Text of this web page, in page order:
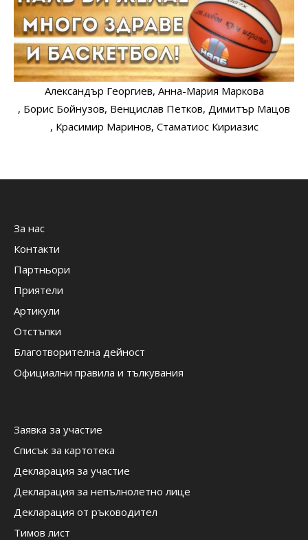
Александър Георгиев, Анна-Мария Маркова
, Борис Бойнузов, Венцислав Петков, Димитър Мацов
, Красимир Маринов, Стаматиос Кириазис
За нас
Контакти
Партньори
Приятели
Артикули
Отстъпки
Благотворителна дейност
Официални правила и тълкувания
Заявка за участие
Списък за картотека
Декларация за участие
Декларация за непълнолетно лице
Декларация от ръководител
Тимов лист